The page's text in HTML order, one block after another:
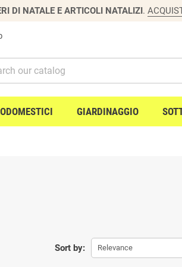
DI NATALE E ARTICOLI NATALIZI.
GIARDINAGGIO
Sort by: Relevance